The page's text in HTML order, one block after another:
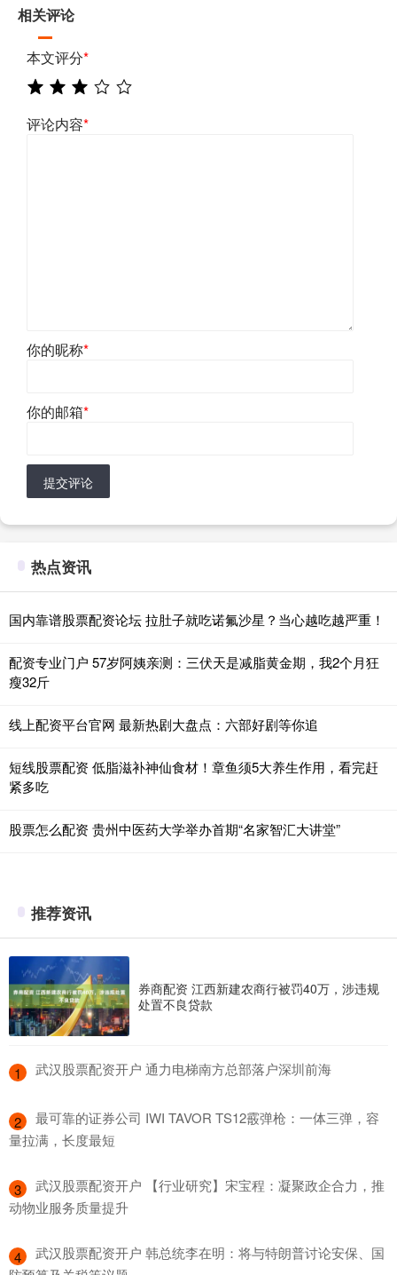
相关评论
本文评分*
评论内容*
你的昵称*
你的邮箱*
提交评论
热点资讯
国内靠谱股票配资论坛 拉肚子就吃诺氟沙星？当心越吃越严重！
配资专业门户 57岁阿姨亲测：三伏天是减脂黄金期，我2个月狂
瘦32斤
线上配资平台官网 最新热剧大盘点：六部好剧等你追
短线股票配资 低脂滋补神仙食材！章鱼须5大养生作用，看完赶
紧多吃
股票怎么配资 贵州中医药大学举办首期“名家智汇大讲堂”
推荐资讯
券商配资 江西新建农商行被罚40万，涉违规
处置不良贷款
1 ​武汉股票配资开户 通力电梯南方总部落户深圳前海
2
​最可靠的证券公司 IWI TAVOR TS12霰弹枪：一体三弹，容
量拉满，长度最短
3
​武汉股票配资开户 【行业研究】宋宝程：凝聚政企合力，推
动物业服务质量提升
4
​武汉股票配资开户 韩总统李在明：将与特朗普讨论安保、国